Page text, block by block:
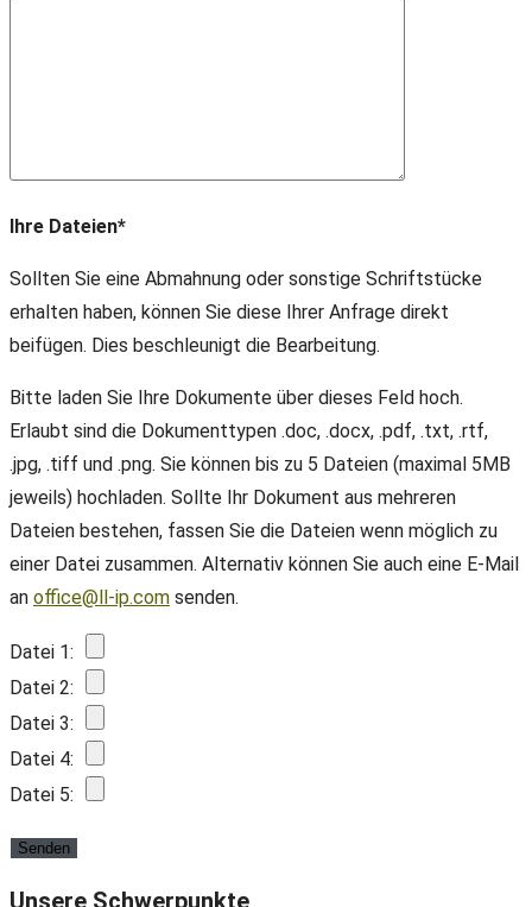
Ihre Dateien*
Sollten Sie eine Abmahnung oder sonstige Schriftstücke
erhalten haben, können Sie diese Ihrer Anfrage direkt
beifügen. Dies beschleunigt die Bearbeitung.
Bitte laden Sie Ihre Dokumente über dieses Feld hoch.
Erlaubt sind die Dokumenttypen .doc, .docx, .pdf, .txt, .rtf,
.jpg, .tiff und .png. Sie können bis zu 5 Dateien (maximal 5MB
jeweils) hochladen. Sollte Ihr Dokument aus mehreren
Dateien bestehen, fassen Sie die Dateien wenn möglich zu
einer Datei zusammen. Alternativ können Sie auch eine E-Mail
an office@ll-ip.com senden.
Datei 1:
Datei 2:
Datei 3:
Datei 4:
Datei 5:
Unsere Schwerpunkte